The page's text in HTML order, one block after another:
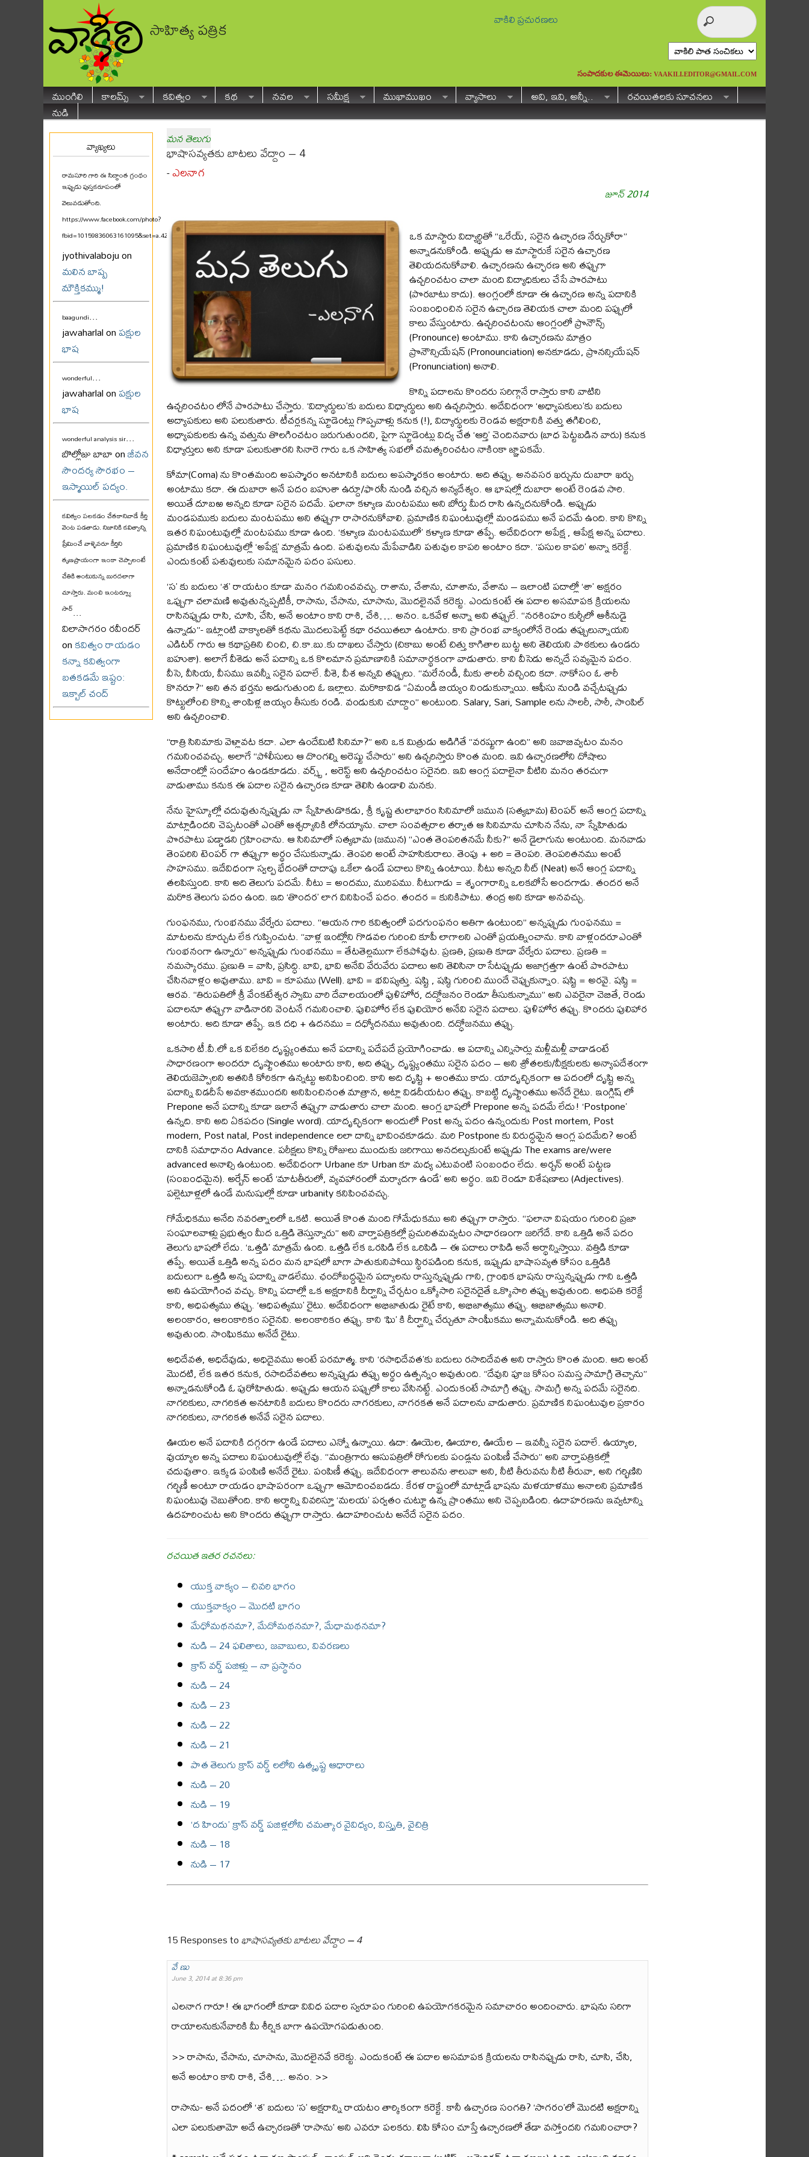
సాహిత్య పత్రిక వాకిలి ప్రచురణలు
సంపాదకుల ఈమెయిలు: VAAKILI.EDITOR@GMAIL.COM
ముంగిలి కాలమ్స్ కవిత్వం కథ నవల సమీక్ష ముఖాముఖం వ్యాసాలు అవి, ఇవి, అన్నీ..
రచయితలకు సూచనలు
నుడి
వ్యాఖ్యలు
రామసూరి గారి ఈ సిద్ధాంత గ్రంథం
ఇప్పుడు పుస్తకరూపంలో
వెలువడుతోంది.
https://www.facebook.com/photo?
fbid=10159836063161095&set=a.425580711094...
jyothivalaboju on
మలిన బాష్ప
మౌక్తికమ్ము!
baagundi...
jawaharlal onపక్షుల
భాష
wonderful...
jawaharlal onపక్షుల
భాష
wonderful analysis sir...
బొల్లోజు బాబా onజీవన
సౌందర్య సౌరభం –
ఇస్మాయిల్ పద్యం.
కవిత్వం పలకడం చేతకానివాడే కీర్తి
వెంట పడతాడు. నిజానికి కవిత్వాన్ని
ప్రేమించే వాళ్ళెవరూ కీర్తిని
తృణప్రాయంగా ఇంకా చెప్పాలంటే
చేతికి అంటుకున్న బురదలాగా
చూస్తారు. మంచి ఇంటర్వ్యూ
సార్...
విలాసాగరం రవీందర్
onకవిత్వం రాయడం
కన్నా కవిత్వంగా
బతకడమే ఇష్టం:
ఇక్బాల్ చంద్
మన తెలుగు
భాషాసవ్యతకు బాటలు వేద్దాం – 4
-ఎలనాగ
జూన్ 2014
ఒక మాస్టారు విద్యార్థితో “ఒరేయ్, సరైన ఉచ్ఛారణ నేర్చుకోరా”
అన్నాడనుకోండి. అప్పుడు ఆ మాస్టారుకే సరైన ఉచ్చారణ
తెలియదనుకోవాలి. ఉచ్చారణను ఉచ్ఛారణ అని తప్పుగా
ఉచ్చరించటం చాలా మంది విద్యాధికులు చేసే పొరపాటు
(పొరబాటు కాదు). ఆంగ్లంలో కూడా ఈ ఉచ్చారణ అన్న పదానికి
సంబంధించిన సరైన ఉచ్చారణ తెలియక చాలా మంది పప్పులో
కాలు వేస్తుంటారు. ఉచ్చరించటంను ఆంగ్లంలో ప్రొనౌన్స్
(Pronounce) అంటాము. కాని ఉచ్చారణను మాత్రం
ప్రొనౌన్సియేషన్ (Pronounciation) అనకూడదు, ప్రొనన్సియేషన్
(Pronunciation) అనాలి.
కొన్ని పదాలను కొందరు సరిగ్గానే రాస్తారు కాని వాటిని
ఉచ్చరించటం లోనే పొరపాటు చేస్తారు. ‘విద్యార్థులు’కు బదులు విధ్యార్థులు అని ఉచ్చరిస్తారు. అదేవిధంగా ‘అధ్యాపకులు’కు బదులు
అద్యాపకులు అని పలుకుతారు. టీచర్లకన్న స్టూడెంట్లు గొప్పవాళ్లు కనుక (!), విద్యార్థులకు రెండవ అక్షరానికి వత్తు తగిలించి,
అధ్యాపకులకు ఉన్న వత్తును తొలగించటం జరుగుతుందని, పైగా స్టూడెంట్లు విద్య చేత ‘ఆర్తి’ చెందినవారు (బాధ పెట్టబడిన వారు) కనుక
విధ్యార్తులు అని కూడా పలుకుతారని సినారె గారు ఒక సాహిత్య సభలో చమత్కరించటం నాకింకా జ్ఞాపకమే.
కోమా(Coma) ను కొంతమంది అపస్మారం అనటానికి బదులు అపస్మారకం అంటారు. అది తప్పు. అనవసర ఖర్చును దుబారా ఖర్చు
అంటాము కదా. ఈ దుబారా అనే పదం బహుశా ఉర్దూ/ఫారసీ నుండి వచ్చిన అన్యదేశ్యం. ఆ భాషల్లో దుబారా అంటే రెండవ సారి.
అయితే దూబఱ అన్నది కూడా సరైన పదమే. ఫలానా కళ్యాణ మంటపము అని బోర్డు మీద రాసి ఉన్నదనుకోండి. అప్పుడు
మండపముకు బదులు మంటపము అని తప్పుగా రాసారనుకోవాలి. ప్రమాణిక నిఘంటువుల్లో మండపము అనే పదమే ఉంది. కాని కొన్ని
ఇతర నిఘంటువుల్లో మంటపము కూడా ఉంది. ‘కళ్యాణ మంటపములో’ కళ్యాణ కూడా తప్పే. అదేవిధంగా అపేక్ష , ఆపేక్ష అన్న పదాలు.
ప్రమాణిక నిఘంటువుల్లో ‘అపేక్ష’ మాత్రమే ఉంది. పశువులను మేపేవాడిని పశువుల కాపరి అంటాం కదా. ‘పసుల కాపరి’ అన్నా కరెక్టే.
ఎందుకంటే పశువులుకు సమానమైన పదం పసులు.
‘స’ కు బదులు ‘శ’ రాయటం కూడా మనం గమనించవచ్చు. రాశాను, చేశాను, చూశాను, వేశాను – ఇలాంటి పదాల్లో ‘శా’ అక్షరం
ఒప్పుగా చలామణి అవుతున్నప్పటికీ, రాసాను, చేసాను, చూసాను, మొదలైనవే కరెక్టు. ఎందుకంటే ఈ పదాల అసమాపక క్రియలను
రాసినప్పుడు రాసి, చూసి, చేసి, అనే అంటాం కాని రాశి, చేశి…. అనం. ఒకవేళ అన్నా అవి తప్పులే. “నరశింహం కుర్చీలో ఆశీనుడై
ఉన్నాడు”- ఇట్లాంటి వాక్యాలతో కథను మొదలుపెట్టే కథా రచయితలూ ఉంటారు. కాని ప్రారంభ వాక్యంలోనే రెండు తప్పులున్నాయని
ఎడిటర్ గారు ఆ కథాప్రతిని చించి, చి.కా.బు.కు దాఖలు చేస్తారు (చికాబు అంటే చిత్తు కాగితాల బుట్ట అని తెలియని పాఠకులు ఉండరు
బహుశా). అలాగే వీశెడు అనే పదాన్ని ఒక కొలమాన ప్రమాణానికి సమానార్థకంగా వాడుతారు. కాని వీసెడు అన్నదే సవ్యమైన పదం.
వీసె, వీసియ, వీసము ఇవన్నీ సరైన పదాలే. వీశె, వీశ అన్నవి తప్పులు. “మరేనండీ, మీకు శాలరీ వచ్చింది కదా. నాకోసం ఓ శారీ
కొనరూ?” అని తన భర్తను అడుగుతుంది ఓ ఇల్లాలు. మరొకావిడ “ఏమండీ బియ్యం నిండుకున్నాయి. ఆఫీసు నుండి వచ్చేటప్పుడు
కొట్టులోంచి కొన్ని శాంపిళ్ల బియ్యం తీసుకు రండి. వండుకుని చూద్దాం” అంటుంది. Salary, Sari, Sample లను సాలరీ, సారీ, సాంపిల్
అని ఉచ్చరించాలి.
“రాత్రి సినిమాకు వెళ్లావట కదా. ఎలా ఉందేమిటి సినిమా?” అని ఒక మిత్రుడు అడిగితే “వరష్టుగా ఉంది” అని జవాబివ్వటం మనం
గమనించవచ్చు. అలాగే “పోలీసులు ఆ దొంగల్ని అరెష్టు చేసారు” అని ఉచ్చరిస్తారు కొంత మంది. ఇవి ఉచ్చారణలోని దోషాలు
అనేదాంట్లో సందేహం ఉండకూడదు. వర్స్ట్ , అరెస్ట్ అని ఉచ్చరించటం సరైనది. ఇవి ఆంగ్ల పదాలైనా వీటిని మనం తరచుగా
వాడుతాము కనుక ఈ పదాల సరైన ఉచ్చారణ కూడా తెలిసి ఉండాలి మనకు.
నేను హైస్కూల్లో చదువుతున్నప్పుడు నా స్నేహితుడొకడు, శ్రీ కృష్ణ తులాభారం సినిమాలో జమున (సత్యభామ) టెంపర్ అనే ఆంగ్ల పదాన్ని
మాట్లాడిందని చెప్పటంతో ఎంతో ఆశ్చర్యానికి లోనయ్యాను. చాలా సంవత్సరాల తర్వాత ఆ సినిమాను చూసిన నేను, నా స్నేహితుడు
పొరపాటు పడ్డాడని గ్రహించాను. ఆ సినిమాలో సత్యభామ (జమున) “ఎంత తెంపరితనమే నీకు?” అనే డైలాగును అంటుంది. మనవాడు
తెంపరిని టెంపర్ గా తప్పుగా అర్థం చేసుకున్నాడు. తెంపరి అంటే సాహసికురాలు. తెంపు + అరి = తెంపరి. తెంపరితనము అంటే
సాహసము. ఇదేవిధంగా స్వల్ప భేదంతో దాదాపు ఒకేలా ఉండే పదాలు కొన్ని ఉంటాయి. నీటు అన్నది నీట్ (Neat) అనే ఆంగ్ల పదాన్ని
తలపిస్తుంది. కాని అది తెలుగు పదమే. నీటు = అందము, మురిపము. నీటుగాడు = శృంగారాన్ని ఒలకబోసే అందగాడు. తందర అనే
మరొక తెలుగు పదం ఉంది. ఇది ‘తొందర’ లాగ వినిపించే పదం. తందర = కునికిపాటు. తంద్ర అని కూడా అనవచ్చు.
గుంఫనము, గుంభనము వేర్వేరు పదాలు. “ఆయన గారి కవిత్వంలో పదగుంఫనం అతిగా ఉంటుంది” అన్నప్పుడు గుంఫనము =
మాటలను కూర్చుట లేక గుప్పించుట. “వాళ్ల ఇంట్లోని గొడవల గురించి కూపీ లాగాలని ఎంతో ప్రయత్నించాను. కాని వాళ్లందరూఎంతో
గుంభనంగా ఉన్నారు” అన్నప్పుడు గుంభనము = తేటతెల్లముగా లేకపోవుట. ప్రణతి, ప్రణుతి కూడా వేర్వేరు పదాలు. ప్రణతి =
నమస్కారము. ప్రణుతి = వాసి, ప్రసిద్ధి. బావి, భావి అనేవి వేరువేరు పదాలు అని తెలిసినా రాసేటప్పుడు అజాగ్రత్తగా ఉంటే పొరపాటు
చేసినవాళ్లం అవుతాము. బావి = కూపము (Well). భావి = భవిష్యత్తు. షష్టి , షష్ఠి గురించి ముందే చెప్పుకున్నాం. షష్టి = అరవై. షష్ఠి =
ఆరవ. “తిరుపతిలో శ్రీ వేంకటేశ్వర స్వామి వారి దేవాలయంలో పుళిహోర, దద్దోజనం రెండూ తీసుకున్నాము” అని ఎవరైనా చెబితే, రెండు
పదాలనూ తప్పుగా వాడినారని వెంటనే గమనించాలి. పులిహోర లేక పులియోర అనేవి సరైన పదాలు. పుళిహోర తప్పు. కొందరు పులిహార
అంటారు. అది కూడా తప్పే. ఇక దధి + ఉదనము = దధ్యోదనము అవుతుంది. దద్ధోజనము తప్పు.
ఒకసారి టీ.వీ.లో ఒక విలేకరి దృష్ట్యంతము అనే పదాన్ని పదేపదే ప్రయోగించాడు. ఆ పదాన్ని ఎన్నిసార్లు మళ్లీమళ్లీ వాడాడంటే
సాధారణంగా అందరూ దృష్టాంతము అంటారు కాని, అది తప్పు, దృష్ట్యంతము సరైన పదం – అని శ్రోతలకు/వీక్షకులకు అన్యాపదేశంగా
తెలియజెప్పాలని అతనికి కోరికగా ఉన్నట్టు అనిపించింది. కాని అది దృష్టి + అంతము కాదు. యాదృచ్ఛికంగా ఆ పదంలో దృష్టి అన్న
పదాన్ని విడదీసే అవకాశముందని అనిపించినంత మాత్రాన, అట్లా విడదీయటం తప్పు. కాబట్టి దృష్టాంతము అనేదే రైటు. ఇంగ్లిష్ లో
Prepone అనే పదాన్ని కూడా ఇలానే తప్పుగా వాడుతారు చాలా మంది. ఆంగ్ల భాషలో Prepone అన్న పదమే లేదు! ‘Postpone’
ఉన్నది. కాని అది ఏకపదం (Single word). యాదృచ్ఛికంగా అందులో Post అన్న పదం ఉన్నందుకు Post mortem, Post
modern, Post natal, Post independence లలా దాన్ని భావించకూడదు. మరి Postpone కు విరుద్ధమైన ఆంగ్ల పదమేది? అంటే
దానికి సమాధానం Advance. పరీక్షలు కొన్ని రోజులు ముందుకు జరిగాయి అనదల్చుకుంటే అప్పుడు The exams are/were
advanced అనాల్సి ఉంటుంది. అదేవిధంగా Urbane కూ Urban కూ మధ్య ఎటువంటి సంబంధం లేదు. అర్బన్ అంటే పట్టణ
(సంబంధమైన). అర్బేన్ అంటే ‘మాటతీరులో, వ్యవహారంలో మర్యాదగా ఉండే’ అని అర్థం. ఇవి రెండూ విశేషణాలు (Adjectives).
పల్లెటూళ్లలో ఉండే మనుషుల్లో కూడా urbanity కనిపించవచ్చు.
గోమేధికము అనేది నవరత్నాలలో ఒకటి. అయితే కొంత మంది గోమేధుకము అని తప్పుగా రాస్తారు. “ఫలానా విషయం గురించి ప్రజా
సంఘాలవాళ్లు ప్రభుత్వం మీద ఒత్తిడి తెస్తున్నారు” అని వార్తాపత్రికల్లో ప్రచురితమవ్వటం సాధారణంగా జరిగేదే. కాని ఒత్తిడి అనే పదం
తెలుగు భాషలో లేదు. ‘ఒత్తడి’ మాత్రమే ఉంది. ఒత్తడి లేక ఒరపిడి లేక ఒరిపిడి – ఈ పదాలు రాపిడి అనే అర్థాన్నిస్తాయి. వత్తిడి కూడా
తప్పే. అయితే ఒత్తిడి అన్న పదం మన భాషలో బాగా పాతుకునిపోయి స్థిరపడింది కనుక, ఇప్పుడు భాషాసవ్యత కోసం ఒత్తిడికి
బదులుగా ఒత్తడి అన్న పదాన్ని వాడలేము. ఛందోబద్ధమైన పద్యాలను రాస్తున్నప్పుడు గాని, గ్రాంథిక భాషను రాస్తున్నప్పుడు గాని ఒత్తడి
అని ఉపయోగించ వచ్చు. కొన్ని పదాల్లో ఒక అక్షరానికి దీర్ఘాన్ని చేర్చటం ఒక్కోసారి సరైనదైతే ఒక్కొసారి తప్పు అవుతుంది. అధిపతి కరెక్టే
కాని, అధిపత్యము తప్పు. ‘ఆధిపత్యము’ రైటు. అదేవిధంగా అభిజాతుడు రైటే కాని, అభిజాత్యము తప్పు. ఆభిజాత్యము అనాలి.
అలంకారం, ఆలంకారికం సరైనవి. అలంకారికం తప్పు. కాని ‘ఘి’ కి దీర్ఘాన్ని చేర్చుతూ సాంఘీకము అన్నామనుకోండి. అది తప్పు
అవుతుంది. సాంఘికము అనేదే రైటు.
అధిదేవత, అధిదేవుడు, అధిదైవము అంటే పరమాత్మ. కాని ‘రసాధిదేవత’కు బదులు రసాదిదేవత అని రాస్తారు కొంత మంది. ఆది అంటే
మొదటి, లేక ఇతర కనుక, రసాదిదేవతలు అన్నప్పుడు తప్పు అర్థం ఉత్పన్నం అవుతుంది. “దేవుని పూజ కోసం సమస్త సామాగ్రి తెచ్చాను”
అన్నాడనుకోండి ఓ పురోహితుడు. అప్పుడు ఆయన పప్పులో కాలు వేసినట్టే. ఎందుకంటే సామాగ్రి తప్పు. సామగ్రి అన్న పదమే సరైనది.
నాగరికులు, నాగరికత అనటానికి బదులు కొందరు నాగరకులు, నాగరకత అనే పదాలను వాడుతారు. ప్రమాణిక నిఘంటువుల ప్రకారం
నాగరికులు, నాగరికత అనేవే సరైన పదాలు.
ఊయల అనే పదానికి దగ్గరగా ఉండే పదాలు ఎన్నో ఉన్నాయి. ఉదా: ఊయెల, ఊయాల, ఊయేల – ఇవన్నీ సరైన పదాలే. ఉయ్యాల,
వుయ్యాల అన్న పదాలు నిఘంటువుల్లో లేవు. “మంత్రిగారు ఆసుపత్రిలో రోగులకు పండ్లను పంపిణీ చేసారు” అని వార్తాపత్రికల్లో
చదువుతాం. ఇక్కడ పంపిణి అనేదే రైటు. పంపిణీ తప్పు. ఇదేవిధంగా శాలువను శాలువా అని, నీటి తీరువను నీటి తీరువా, అని గర్భిణిని
గర్భిణీ అంటూ రాయడం భాషాపరంగా ఒప్పుగా ఆమోదించబడదు. కేరళ రాష్ట్రంలో మాట్లాడే భాషను మళయాళము అనాలని ప్రమాణిక
నిఘంటువు చెబుతోంది. కాని అర్థాన్ని వివరిస్తూ ‘మలయ’ పర్వతం చుట్టూ ఉన్న ప్రాంతము అని చెప్పబడింది. ఉదాహరణను ఇవ్వటాన్ని
ఉదహరించుట అని కొందరు తప్పుగా రాస్తారు. ఉదాహరించుట అనేదే సరైన పదం.
రచయిత ఇతర రచనలు:
యుక్త వాక్యం – చివరి భాగం
యుక్తవాక్యం – మొదటి భాగం
మేధోమథనమా?, మేదోమథనమా?, మేధామథనమా?
నుడి – 24 ఫలితాలు, జవాబులు, వివరణలు
క్రాస్ వర్డ్ పజిళ్లు – నా ప్రస్థానం
నుడి – 24
నుడి – 23
నుడి – 22
నుడి – 21
పాత తెలుగు క్రాస్ వర్డ్ లలోని ఉత్కృష్ట ఆధారాలు
నుడి – 20
నుడి – 19
‘ద హిందు’ క్రాస్ వర్డ్ పజిళ్లలోని చమత్కార వైవిధ్యం, విస్తృతి, వైచిత్రి
నుడి – 18
నుడి – 17
15 Responses toభాషాసవ్యతకు బాటలు వేద్దాం – 4
వే ణు
June 3, 2014 at 8:36 pm
ఎలనాగ గారూ! ఈ భాగంలో కూడా వివిధ పదాల స్వరూపం గురించి ఉపయోగకరమైన సమాచారం అందించారు. భాషను సరిగా
రాయాలనుకునేవారికి మీ శీర్షిక బాగా ఉపయోగపడుతుంది.
>> రాసాను, చేసాను, చూసాను, మొదలైనవే కరెక్టు. ఎందుకంటే ఈ పదాల అసమాపక క్రియలను రాసినప్పుడు రాసి, చూసి, చేసి,
అనే అంటాం కాని రాశి, చేశి…. అనం. >>
రాసాను- అనే పదంలో ‘శ’ బదులు ‘స’ అక్షరాన్ని రాయటం తార్కికంగా కరెక్టే. కానీ ఉచ్చారణ సంగతి? ‘సాగరం’లో మొదటి అక్షరాన్ని
ఎలా పలుకుతామో అదే ఉచ్చారణతో ‘రాసాను’ అని ఎవరూ పలకరు. లిపి కోసం చూస్తే ఉచ్చారణలో తేడా వస్తోందని గమనించారా?